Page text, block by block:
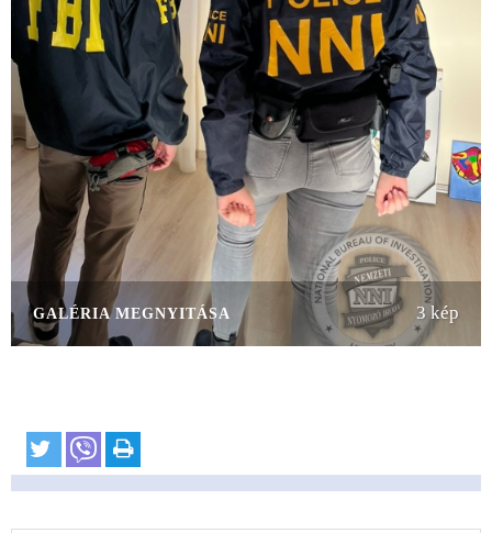
3 kép
GALÉRIA MEGNYITÁSA